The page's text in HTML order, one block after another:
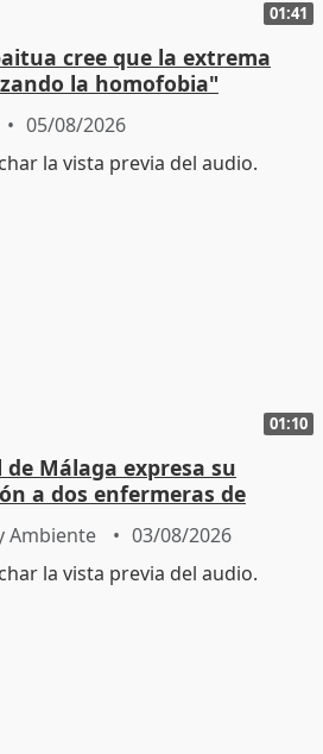
01:41
cree que la extrema
la homofobia"
05/08/2026
01:10
Málaga expresa su
a dos enfermeras de
Ambiente 03/08/2026